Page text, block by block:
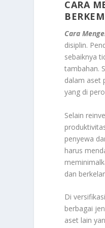
CARA
Cara
disiplin.
sebaiknya
tambahan.
dalam aset
yang di
Selain
penyewa
harus
dan
Di
berbagai
aset lain